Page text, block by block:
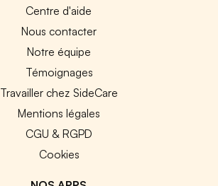
Centre d'aide
Nous contacter
Notre équipe
Témoignages
Travailler chez SideCare
Mentions légales
CGU & RGPD
Cookies